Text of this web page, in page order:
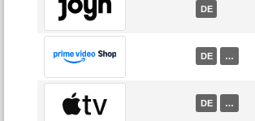
DE
DE …
DE …